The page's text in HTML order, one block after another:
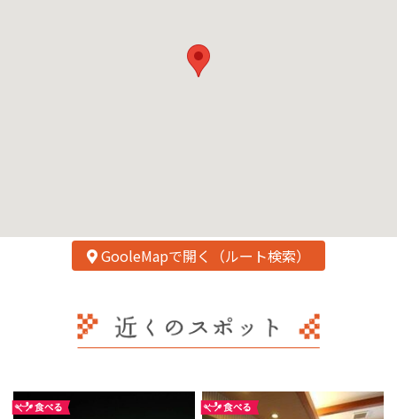
GooleMapで開く（ルート検索）